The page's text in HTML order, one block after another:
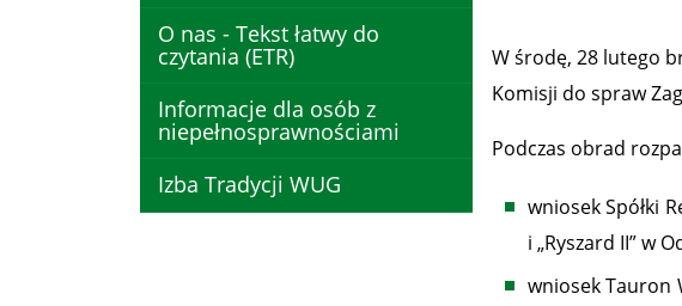
W środę, 28 lutego
Komisji do spraw
Podczas obrad
wniosek Spółki
i „Ryszard II” w
wniosek Tauron
O nas - Tekst łatwy do
czytania (ETR)
Informacje dla osób z
niepełnosprawnościami
Izba Tradycji WUG